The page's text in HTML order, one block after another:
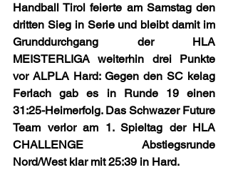
Handball Tirol feierte am Samstag den
dritten Sieg in Serie und bleibt damit im
Grunddurchgang der HLA
MEISTERLIGA weiterhin drei Punkte
vor ALPLA Hard: Gegen den SC kelag
Ferlach gab es in Runde 19 einen
31:25-Heimerfolg. Das Schwazer Future
Team verlor am 1. Spieltag der HLA
CHALLENGE Abstiegsrunde
Nord/West klar mit 25:39 in Hard.